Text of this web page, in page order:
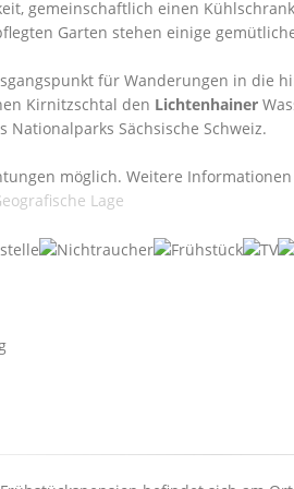
gemeinschaftlich einen
Garten stehen einige
für Wanderungen in die
Kirnitzschtal den Lichtenhainer
Sächsische Schweiz.
möglich. Weitere
Lage